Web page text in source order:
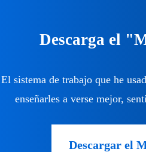
Descarga el
El sistema de trabajo que he
enseñarles a verse mejor,
Descargar el